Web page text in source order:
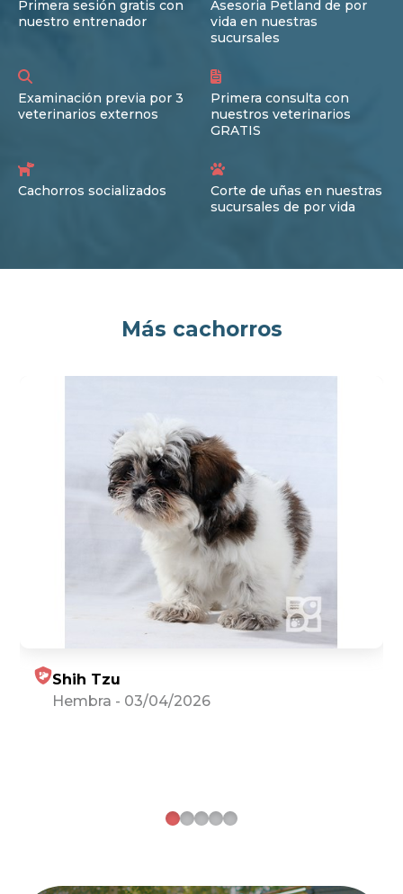
Primera sesión gratis con
nuestro entrenador
Asesoria Petland de por
vida en nuestras
sucursales
Examinación previa por 3
veterinarios externos
Primera consulta con
nuestros veterinarios
GRATIS
Cachorros socializados
Corte de uñas en nuestras
sucursales de por vida
Más cachorros
Shih Tzu
Hembra - 03/04/2026